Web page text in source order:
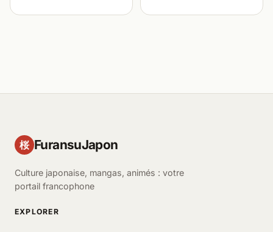
桜 FuransuJapon
Culture japonaise, mangas, animés : votre
portail francophone
EXPLORER